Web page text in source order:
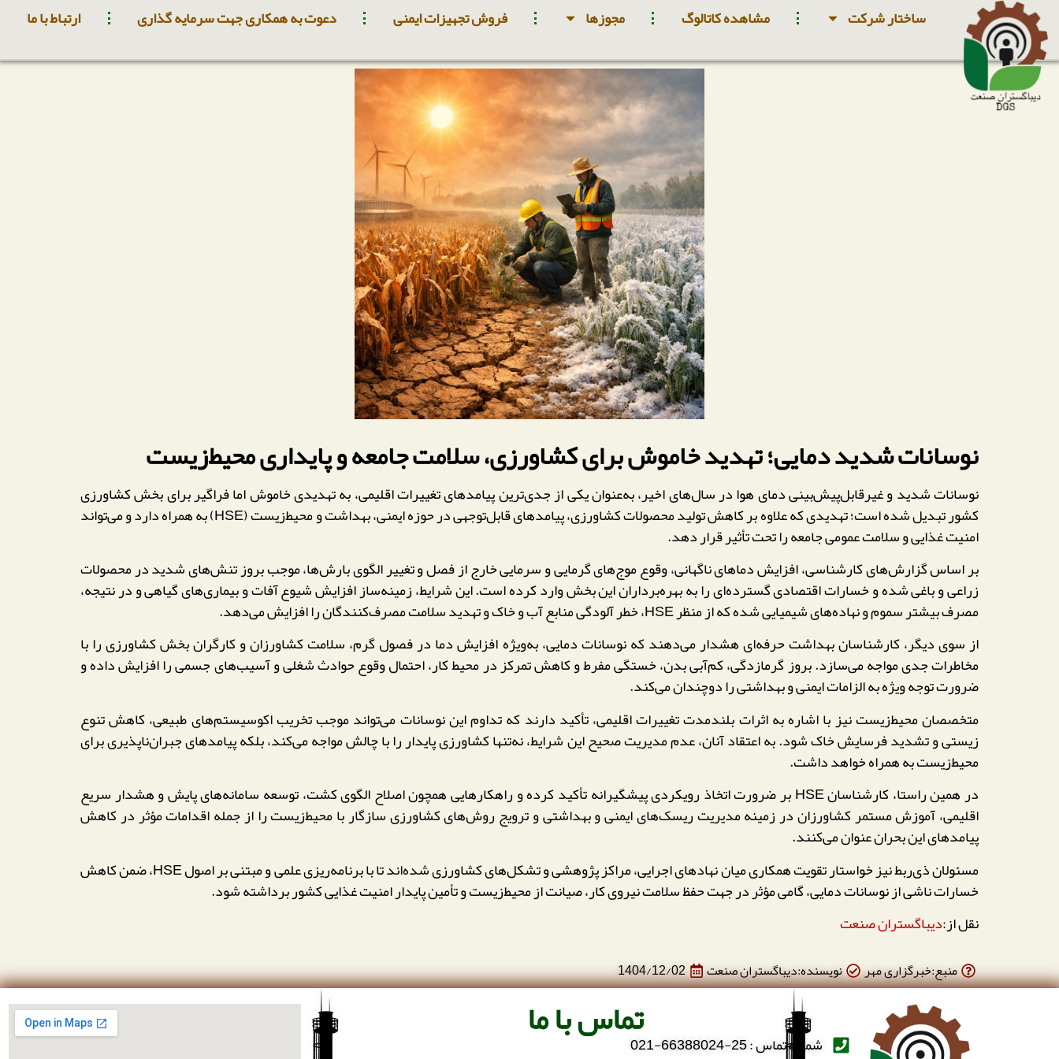
ساختار شرکت مشاهده کاتالوگ مجوزها فروش تجهیزات ایمنی دعوت به همکاری جهت سرمایه گذاری ارتباط با ما
نوسانات شدید دمایی؛ تهدید خاموش برای کشاورزی، سلامت جامعه و پایداری محیط‌زیست
نوسانات شدید و غیرقابل‌پیش‌بینی دمای هوا در سال‌های اخیر، به‌عنوان یکی از جدی‌ترین پیامدهای تغییرات اقلیمی، به تهدیدی خاموش اما فراگیر برای بخش کشاورزی
کشور تبدیل شده است؛ تهدیدی که علاوه بر کاهش تولید محصولات کشاورزی، پیامدهای قابل‌توجهی در حوزه ایمنی، بهداشت و محیط‌زیست (HSE) به همراه دارد و می‌تواند
امنیت غذایی و سلامت عمومی جامعه را تحت تأثیر قرار دهد.
بر اساس گزارش‌های کارشناسی، افزایش دماهای ناگهانی، وقوع موج‌های گرمایی و سرمایی خارج از فصل و تغییر الگوی بارش‌ها، موجب بروز تنش‌های شدید در محصولات
زراعی و باغی شده و خسارات اقتصادی گسترده‌ای را به بهره‌برداران این بخش وارد کرده است. این شرایط، زمینه‌ساز افزایش شیوع آفات و بیماری‌های گیاهی و در نتیجه،
مصرف بیشتر سموم و نهاده‌های شیمیایی شده که از منظر HSE، خطر آلودگی منابع آب و خاک و تهدید سلامت مصرف‌کنندگان را افزایش می‌دهد.
از سوی دیگر، کارشناسان بهداشت حرفه‌ای هشدار می‌دهند که نوسانات دمایی، به‌ویژه افزایش دما در فصول گرم، سلامت کشاورزان و کارگران بخش کشاورزی را با
مخاطرات جدی مواجه می‌سازد. بروز گرمازدگی، کم‌آبی بدن، خستگی مفرط و کاهش تمرکز در محیط کار، احتمال وقوع حوادث شغلی و آسیب‌های جسمی را افزایش داده و
ضرورت توجه ویژه به الزامات ایمنی و بهداشتی را دوچندان می‌کند.
متخصصان محیط‌زیست نیز با اشاره به اثرات بلندمدت تغییرات اقلیمی، تأکید دارند که تداوم این نوسانات می‌تواند موجب تخریب اکوسیستم‌های طبیعی، کاهش تنوع
زیستی و تشدید فرسایش خاک شود. به اعتقاد آنان، عدم مدیریت صحیح این شرایط، نه‌تنها کشاورزی پایدار را با چالش مواجه می‌کند، بلکه پیامدهای جبران‌ناپذیری برای
محیط‌زیست به همراه خواهد داشت.
در همین راستا، کارشناسان HSE بر ضرورت اتخاذ رویکردی پیشگیرانه تأکید کرده و راهکارهایی همچون اصلاح الگوی کشت، توسعه سامانه‌های پایش و هشدار سریع
اقلیمی، آموزش مستمر کشاورزان در زمینه مدیریت ریسک‌های ایمنی و بهداشتی و ترویج روش‌های کشاورزی سازگار با محیط‌زیست را از جمله اقدامات مؤثر در کاهش
پیامدهای این بحران عنوان می‌کنند.
مسئولان ذی‌ربط نیز خواستار تقویت همکاری میان نهادهای اجرایی، مراکز پژوهشی و تشکل‌های کشاورزی شده‌اند تا با برنامه‌ریزی علمی و مبتنی بر اصول HSE، ضمن کاهش
خسارات ناشی از نوسانات دمایی، گامی مؤثر در جهت حفظ سلامت نیروی کار، صیانت از محیط‌زیست و تأمین پایدار امنیت غذایی کشور برداشته شود.
نقل از:دیباگستران صنعت
منبع:خبرگزاری مهر نویسنده:دیباگستران صنعت 1404/12/02
تماس با ما شماره تماس : 25-66388024-021